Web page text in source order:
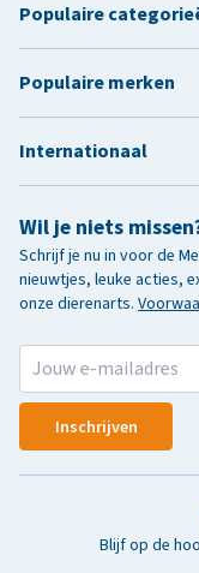
Wil je niets
Schrijf je nu in voor de
nieuwtjes, leuke acties,
onze dierenarts.
Inschrijven
Blijf op de
Populaire
Populaire merken
Internationaal